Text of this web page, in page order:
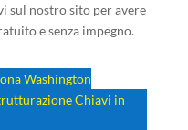
sul nostro sito per avere
e senza impegno.
Washington
Chiavi in